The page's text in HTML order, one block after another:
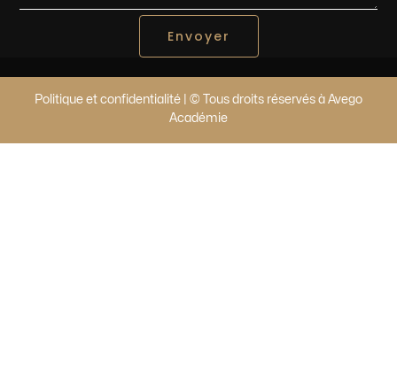
Envoyer
Politique et confidentialité | © Tous droits réservés à Avego
Académie